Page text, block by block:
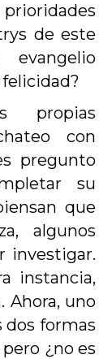
de este
propias
con
pregunto
su
que
algunos
investigar.
instancia,
Ahora, uno
dos formas
¿no es